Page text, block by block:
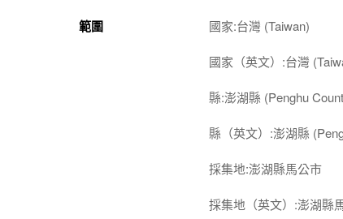
範圍 國家:台灣 (Taiwan)
國家（英文）:台灣
縣:澎湖縣 (Penghu
縣（英文）:澎湖縣
採集地:澎湖縣馬公市
採集地（英文）:澎湖縣